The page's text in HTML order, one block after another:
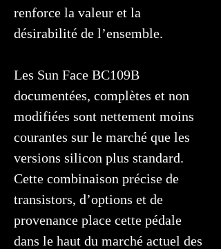
renforce la valeur et la
désirabilité de l’ensemble.
Les Sun Face BC109B
documentées, complètes et non
modifiées sont nettement moins
courantes sur le marché que les
versions silicon plus standard.
Cette combinaison précise de
transistors, d’options et de
provenance place cette pédale
dans le haut du marché actuel des